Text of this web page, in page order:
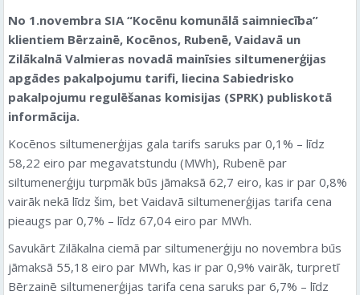
No 1.novembra SIA “Kocēnu komunālā saimniecība”
klientiem Bērzainē, Kocēnos, Rubenē, Vaidavā un
Zilākalnā Valmieras novadā mainīsies siltumenerģijas
apgādes pakalpojumu tarifi, liecina Sabiedrisko
pakalpojumu regulēšanas komisijas (SPRK) publiskotā
informācija.
Kocēnos siltumenerģijas gala tarifs saruks par 0,1% – līdz
58,22 eiro par megavatstundu (MWh), Rubenē par
siltumenerģiju turpmāk būs jāmaksā 62,7 eiro, kas ir par 0,8%
vairāk nekā līdz šim, bet Vaidavā siltumenerģijas tarifa cena
pieaugs par 0,7% – līdz 67,04 eiro par MWh.
Savukārt Zilākalna ciemā par siltumenerģiju no novembra būs
jāmaksā 55,18 eiro par MWh, kas ir par 0,9% vairāk, turpretī
Bērzainē siltumenerģijas tarifa cena saruks par 6,7% – līdz